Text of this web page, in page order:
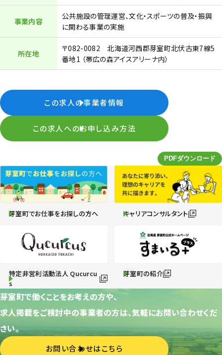
事業内容
公共施設の管理運営、文化・スポーツの普及・振興
に関わる事業の実施
所在地
〒082-0082 北海道河西郡芽室町北伏古東7線5
番地1 （帯広の森アイスアリーナ内）
この求人の事業者情報
この求人へのお申し込み方法
芽室町でお仕事をお探しの方へ キャリアコンサルタント
特定非営利活動法人 Qucurcu
s
芽室町の紹介
芽室町で働くことをお考えの方や、
求人掲載をご検討中の事業者の方は、気軽にお問い合わせくだ
さい。
お問い合わせはこちら